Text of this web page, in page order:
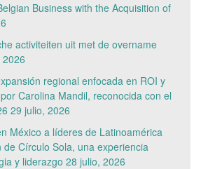
Business with the Acquisition of
activiteiten uit met de overname
regional enfocada en ROI y
Carolina Mandil, reconocida con el
29 julio, 2026
México a líderes de Latinoamérica
Círculo Sola, una experiencia
y liderazgo 28 julio, 2026